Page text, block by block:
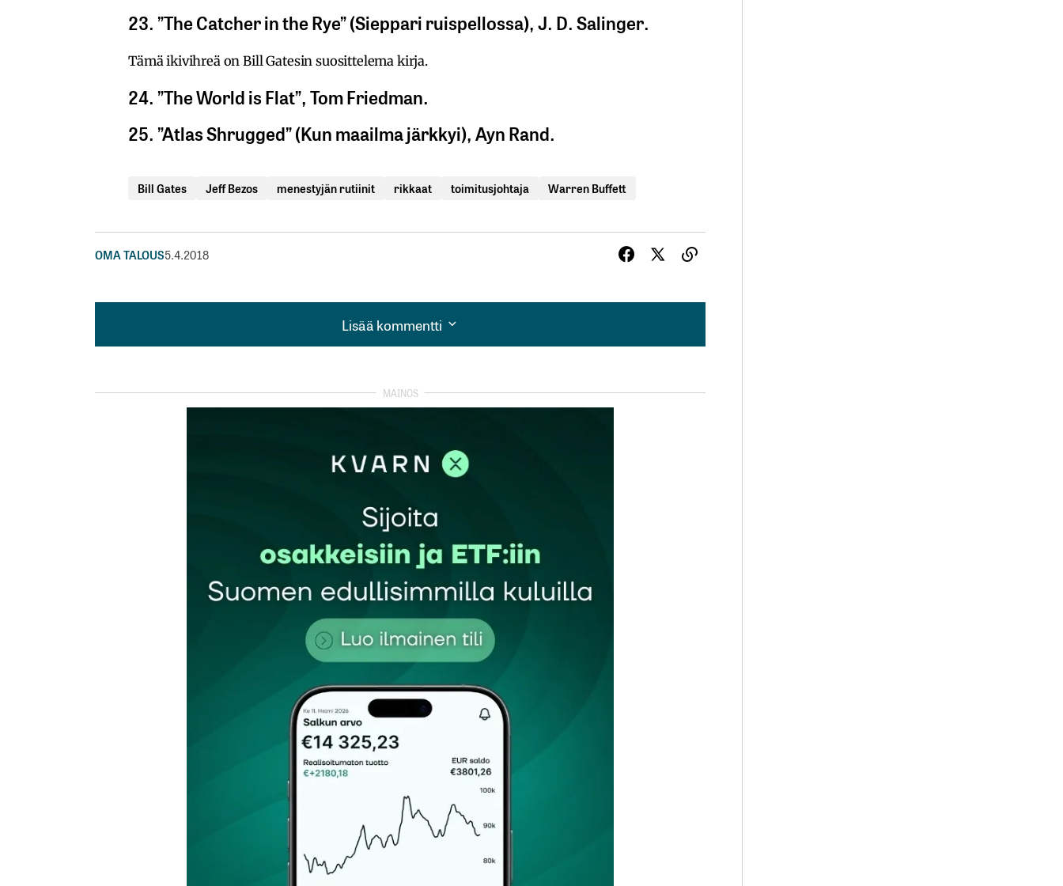
23. ”The Catcher in the Rye” (Sieppari ruispellossa), J. D. Salinger.
Tämä ikivihreä on Bill Gatesin suosittelema kirja.
24. ”The World is Flat”, Tom Friedman.
25. ”Atlas Shrugged” (Kun maailma järkkyi), Ayn Rand.
Bill Gates Jeff Bezos menestyjän rutiinit rikkaat toimitusjohtaja Warren Buffett
OMA TALOUS5.4.2018
Lisää kommentti
Lisää kommentti
Sähköpostiosoitteesi
Tilaa SalkunRakentajan uutiskirje